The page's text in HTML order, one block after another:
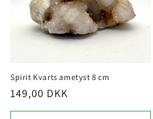
Spirit Kvarts ametyst 8 cm
Normalpris
149,00 DKK